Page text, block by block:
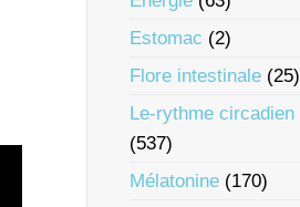
Estomac (2)
Flore intestinale (25)
Le-rythme circadien
(537)
Mélatonine (170)